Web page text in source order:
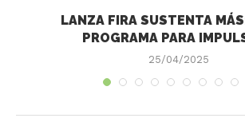
LANZA FIRA SUSTENTA
PROGRAMA PARA
25/04/2025